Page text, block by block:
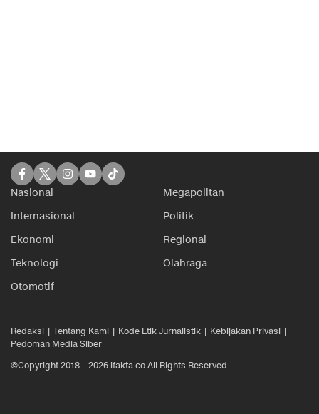
Nasional
Megapolitan
Internasional
Politik
Ekonomi
Regional
Teknologi
Olahraga
Otomotif
Redaksi Tentang Kami Kode Etik Jurnalistik
Kebijakan Privasi
Pedoman Media Siber
©Copyright 2018 – 2026 ifakta.co All Rights Reserved